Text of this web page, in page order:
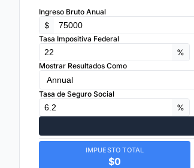
Ingreso Bruto Anual
$
Tasa Impositiva Federal
%
Mostrar Resultados Como
Tasa de Seguro Social
%
IMPUESTO TOTAL
$0